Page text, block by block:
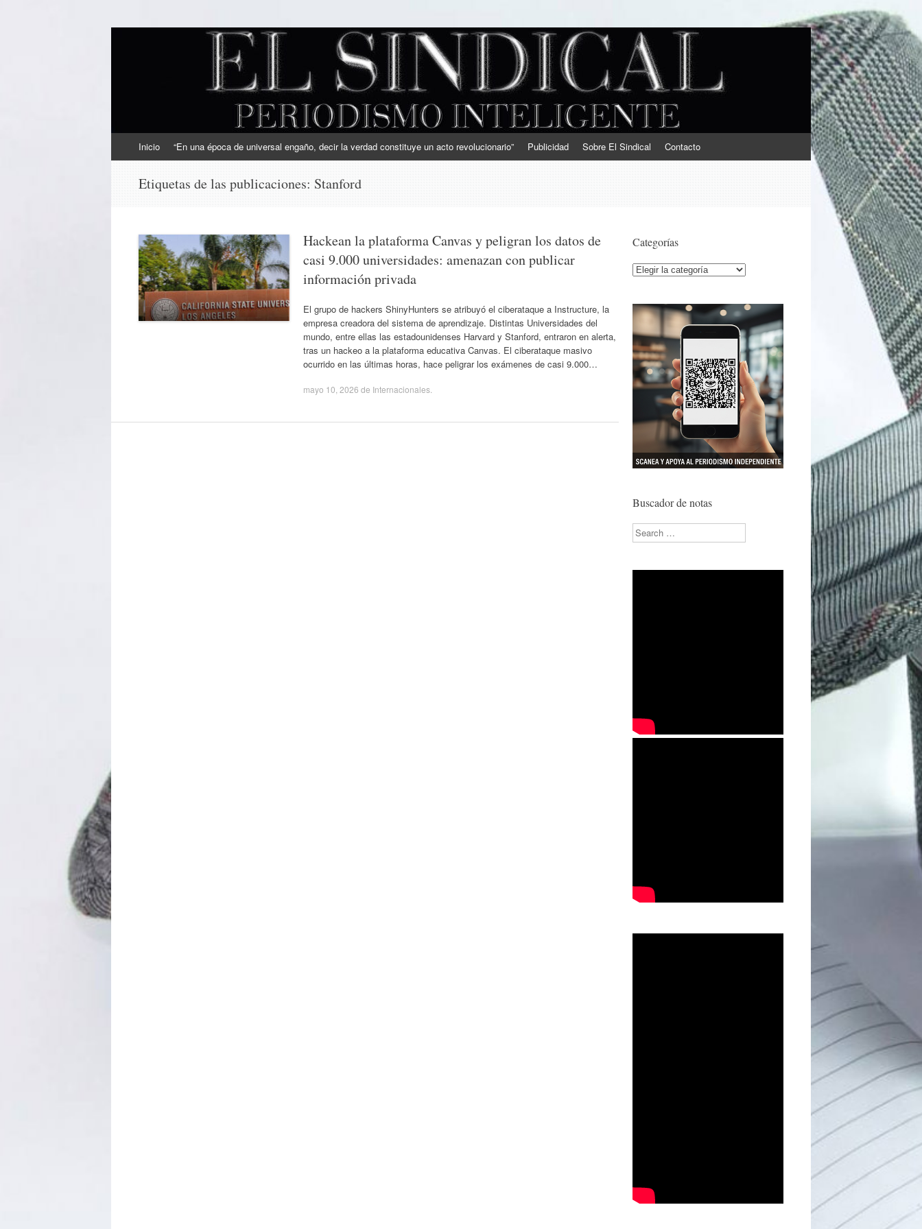
EL SINDICAL
Periodismo Inteligente
al
Inicio “En una época de universal engaño, decir la verdad constituye un acto revolucionario” Publicidad Sobre El Sindical Contacto
Etiquetas de las publicaciones: Stanford
Hackean la plataforma Canvas y peligran los datos de
casi 9.000 universidades: amenazan con publicar
información privada
El grupo de hackers ShinyHunters se atribuyó el ciberataque a Instructure, la
empresa creadora del sistema de aprendizaje. Distintas Universidades del
mundo, entre ellas las estadounidenses Harvard y Stanford, entraron en alerta,
tras un hackeo a la plataforma educativa Canvas. El ciberataque masivo
ocurrido en las últimas horas, hace peligrar los exámenes de casi 9.000…
mayo 10, 2026 de Internacionales
Categorías
Categorías
Buscador de notas
Search